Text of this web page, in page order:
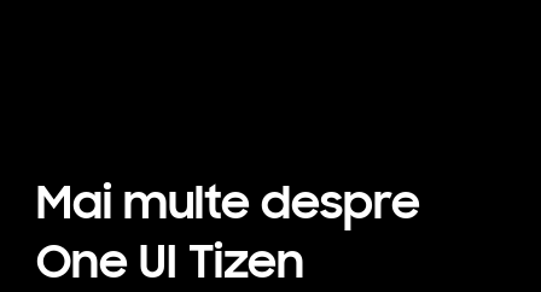
Mai multe despre
One UI Tizen